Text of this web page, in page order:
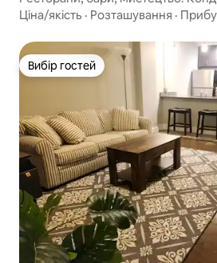
MCV CC
Ціна/якість · Розташування ·
Вибір гостей
Вибір гостей